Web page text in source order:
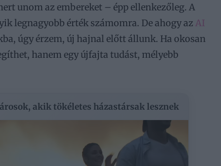
unom az embereket – épp ellenkezőleg. A
legnagyobb érték számomra. De ahogy az AI
úgy érzem, új hajnal előtt állunk. Ha okosan
hanem egy újfajta tudást, mélyebb
akik tökéletes házastársak lesznek